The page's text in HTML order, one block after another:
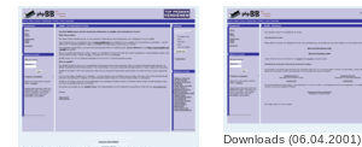
Downloads (06.04.2001)